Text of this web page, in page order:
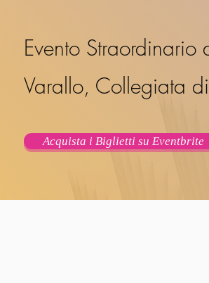
Evento
Varallo, Collegiata
Acquista i Biglietti su Eventbrite